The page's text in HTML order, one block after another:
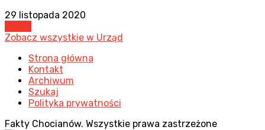
29 listopada 2020
Zobacz wszystkie w Urząd
Strona główna
Kontakt
Archiwum
Szukaj
Polityka prywatności
Fakty Chocianów. Wszystkie prawa zastrzeżone